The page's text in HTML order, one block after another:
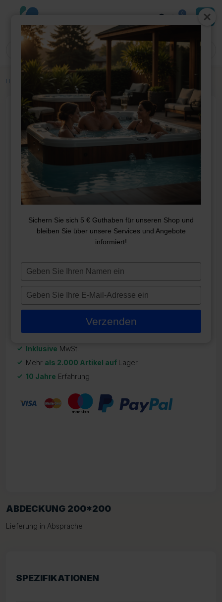
0
Home Whirlpool-Teile Abdeckung 200*200
ABDECKUNG 200*200
Lieferung in Absprache
SPEZIFIKATIONEN
ABDECKUNG 200*200
694,98€
Auf Lager
Inklusive MwSt.
Mehr als 2.000 Artikel auf Lager
10 Jahre Erfahrung
Sichern Sie sich 5 € Guthaben für unseren Shop und
bleiben Sie über unsere Services und Angebote
informiert!
Typ
naam
Typ
e-
in
Verzenden